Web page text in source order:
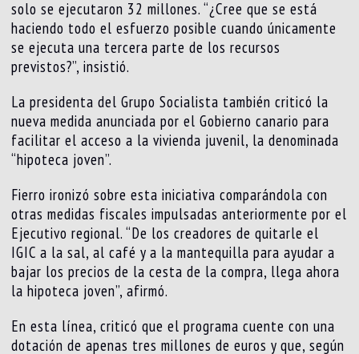
solo se ejecutaron 32 millones. “¿Cree que se está
haciendo todo el esfuerzo posible cuando únicamente
se ejecuta una tercera parte de los recursos
previstos?”, insistió.
La presidenta del Grupo Socialista también criticó la
nueva medida anunciada por el Gobierno canario para
facilitar el acceso a la vivienda juvenil, la denominada
“hipoteca joven”.
Fierro ironizó sobre esta iniciativa comparándola con
otras medidas fiscales impulsadas anteriormente por el
Ejecutivo regional. “De los creadores de quitarle el
IGIC a la sal, al café y a la mantequilla para ayudar a
bajar los precios de la cesta de la compra, llega ahora
la hipoteca joven”, afirmó.
En esta línea, criticó que el programa cuente con una
dotación de apenas tres millones de euros y que, según